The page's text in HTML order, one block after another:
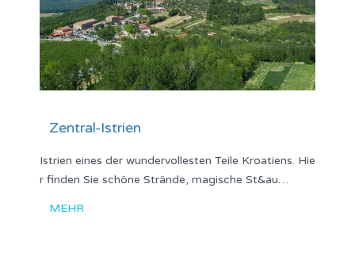
Zentral-Istrien
Istrien eines der wundervollesten Teile Kroatiens. Hie
r finden Sie schöne Strände, magische St&au…
MEHR